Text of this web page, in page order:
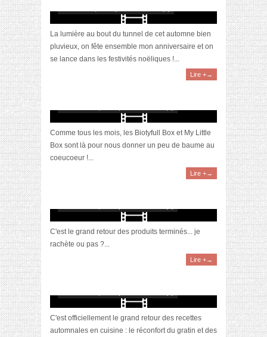
La lumière au bout du tunnel de cet automne bien
pluvieux, on fête ensemble mon anniversaire et on
se lance dans les festivités noëliques !...
Lire +→
[Vidéo] Unboxing : les My Little & Biotyfull
Comme tous les mois, les Biotyfull Box et My Little
Box sont là pour nous donner un peu de baume au
coeucoeur !...
Lire +→
C'est le grand retour des produits terminés... je
rachète ou pas ?...
Lire +→
[Vidéo] Hellofresh #33 : quid des choux de
C'est officiellement le grand retour des recettes
automnales en cuisine : le réconfort du gratin et des